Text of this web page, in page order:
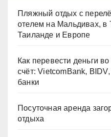
Пляжный отдых с
отелем на Мальдивах, в
Таиланде и Европе
Как перевести деньги
счёт: VietcomBank,
банки
Посуточная аренда
отдыха